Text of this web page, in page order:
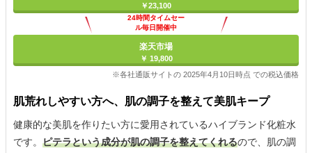
￥23,100
24時間タイムセー
ル毎日開催中
楽天市場
￥ 19,800
※各社通販サイトの 2025年4月10日時点 での税込価格
肌荒れしやすい方へ、肌の調子を整えて美肌キープ
健康的な美肌を作りたい方に愛用されているハイブランド化粧水
です。 ピテラという成分が肌の調子を整えてくれるので、肌の調